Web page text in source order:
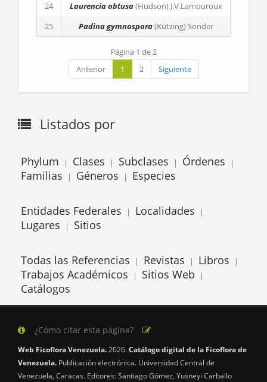
24
Laurencia obtusa(Hudson) J.V.Lamouroux
25
Padina gymnospora(Kützing) Sonder
Página 1 de 2
Anterior
1 2 Siguiente
Listados por
Phylum | Clases | Subclases | Órdenes |
Familias | Géneros | Especies
Entidades Federales | Localidades |
Lugares | Sitios
Todas las Referencias | Revistas | Libros |
Trabajos Académicos | Sitios Web |
Catálogos
¿Cómo citar esta página?
Web Ficoflora Venezuela.2026.Catálogo digital de la Ficoflora de
Venezuela. Publicación electrónica. Universidad Central de
Venezuela, Caracas. Editores: Santiago Gómez, Yusneyi Carballo